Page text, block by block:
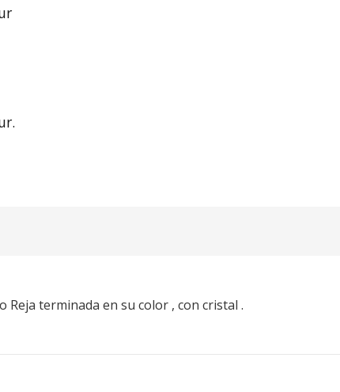
Reja terminada en su color , con cristal .